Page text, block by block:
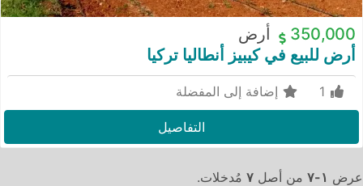
350,000
أرض
أرض للبيع في كيبيز أنطاليا تركيا
إضافة إلى المفضلة
التفاصيل
عرض ١-٧ من أصل ٧ مُدخلات.